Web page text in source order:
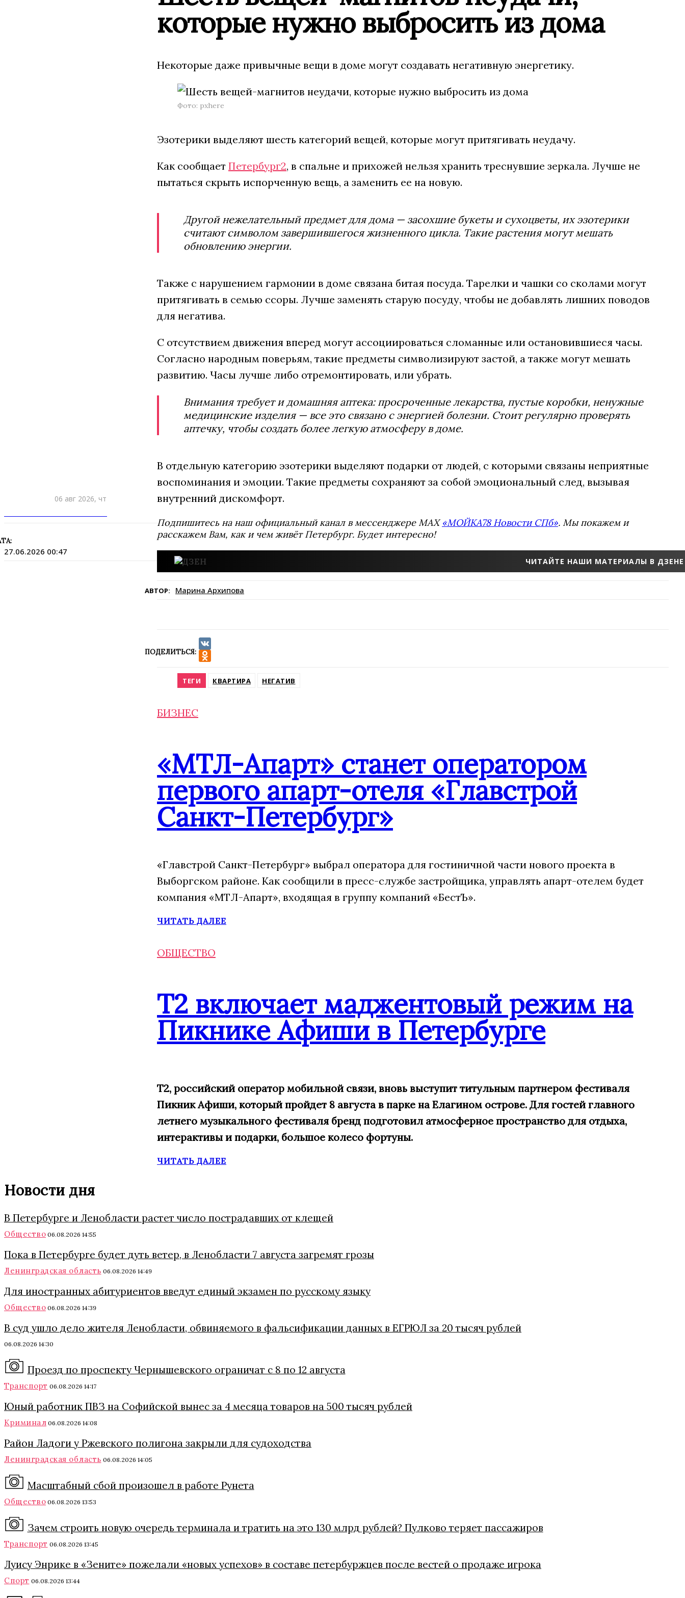
06 авг 2026, чт
27.06.2026 00:47
которые нужно выбросить из дома
Некоторые даже привычные вещи в доме могут создавать негативную энергетику.
Фото: pxhere
Эзотерики выделяют шесть категорий вещей, которые могут притягивать неудачу.
Как сообщает Петербург2, в спальне и прихожей нельзя хранить треснувшие зеркала. Лучше не
пытаться скрыть испорченную вещь, а заменить ее на новую.
Другой нежелательный предмет для дома — засохшие букеты и сухоцветы, их эзотерики
считают символом завершившегося жизненного цикла. Такие растения могут мешать
обновлению энергии.
Также с нарушением гармонии в доме связана битая посуда. Тарелки и чашки со сколами могут
притягивать в семью ссоры. Лучше заменять старую посуду, чтобы не добавлять лишних поводов
для негатива.
С отсутствием движения вперед могут ассоциироваться сломанные или остановившиеся часы.
Согласно народным поверьям, такие предметы символизируют застой, а также могут мешать
развитию. Часы лучше либо отремонтировать, или убрать.
Внимания требует и домашняя аптека: просроченные лекарства, пустые коробки, ненужные
медицинские изделия — все это связано с энергией болезни. Стоит регулярно проверять
аптечку, чтобы создать более легкую атмосферу в доме.
В отдельную категорию эзотерики выделяют подарки от людей, с которыми связаны неприятные
воспоминания и эмоции. Такие предметы сохраняют за собой эмоциональный след, вызывая
внутренний дискомфорт.
Подпишитесь на наш официальный канал в мессенджере MAX«МОЙКА78 Новости СПб». Мы покажем и
расскажем Вам, как и чем живёт Петербург. Будет интересно!
ЧИТАЙТЕ НАШИ МАТЕРИАЛЫ В ДЗЕНЕ
АВТОР: Марина Архипова
ПОДЕЛИТЬСЯ:
VK
ТЕГИ КВАРТИРА НЕГАТИВ
БИЗНЕС
«МТЛ-Апарт» станет оператором
первого апарт-отеля «Главстрой
Санкт-Петербург»
«Главстрой Санкт-Петербург» выбрал оператора для гостиничной части нового проекта в
Выборгском районе. Как сообщили в пресс-службе застройщика, управлять апарт-отелем будет
компания «МТЛ-Апарт», входящая в группу компаний «БестЪ».
ЧИТАТЬ ДАЛЕЕ
ОБЩЕСТВО
Т2 включает маджентовый режим на
Пикнике Афиши в Петербурге
Т2, российский оператор мобильной связи, вновь выступит титульным партнером фестиваля
Пикник Афиши, который пройдет 8 августа в парке на Елагином острове. Для гостей главного
летнего музыкального фестиваля бренд подготовил атмосферное пространство для отдыха,
интерактивы и подарки, большое колесо фортуны.
ЧИТАТЬ ДАЛЕЕ
Новости дня
В Петербурге и Ленобласти растет число пострадавших от клещей
Общество 06.08.2026 14:55
Пока в Петербурге будет дуть ветер, в Ленобласти 7 августа загремят грозы
Ленинградская область 06.08.2026 14:49
Для иностранных абитуриентов введут единый экзамен по русскому языку
Общество 06.08.2026 14:39
В суд ушло дело жителя Ленобласти, обвиняемого в фальсификации данных в ЕГРЮЛ за 20 тысяч рублей
06.08.2026 14:30
Проезд по проспекту Чернышевского ограничат с 8 по 12 августа
Транспорт 06.08.2026 14:17
Юный работник ПВЗ на Софийской вынес за 4 месяца товаров на 500 тысяч рублей
Криминал 06.08.2026 14:08
Район Ладоги у Ржевского полигона закрыли для судоходства
Ленинградская область 06.08.2026 14:05
Масштабный сбой произошел в работе Рунета
Общество 06.08.2026 13:53
Зачем строить новую очередь терминала и тратить на это 130 млрд рублей? Пулково теряет пассажиров
Транспорт 06.08.2026 13:45
Луису Энрике в «Зените» пожелали «новых успехов» в составе петербуржцев после вестей о продаже игрока
Спорт 06.08.2026 13:44